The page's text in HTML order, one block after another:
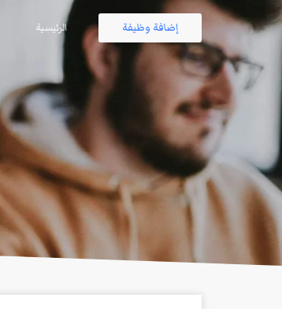
إضافة وظيفة الرئيسية